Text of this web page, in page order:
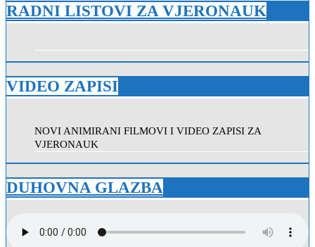
RADNI LISTOVI ZA VJERONAUK
VIDEO ZAPISI
NOVI ANIMIRANI FILMOVI I VIDEO ZAPISI ZA
VJERONAUK
DUHOVNA GLAZBA